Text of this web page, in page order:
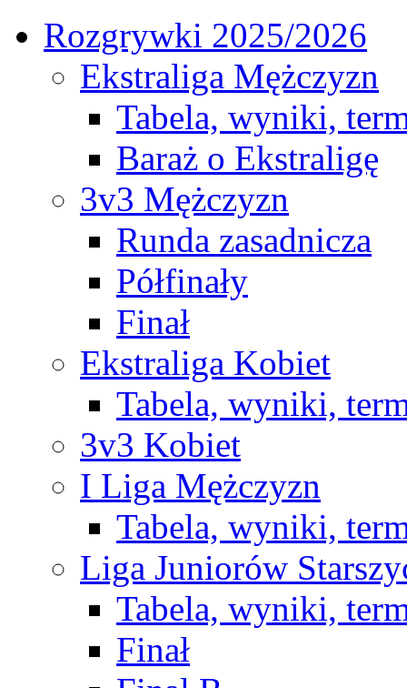
Rozgrywki 2025/2026
Ekstraliga Mężczyzn
Tabela, wyniki,
Baraż o Ekstraligę
3v3 Mężczyzn
Runda zasadnicza
Półfinały
Finał
Ekstraliga Kobiet
Tabela, wyniki,
3v3 Kobiet
I Liga Mężczyzn
Tabela, wyniki,
Liga Juniorów
Tabela, wyniki,
Finał